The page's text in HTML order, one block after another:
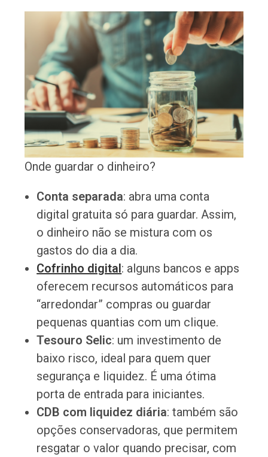
Onde guardar o dinheiro?
Conta separada: abra uma conta
digital gratuita só para guardar. Assim,
o dinheiro não se mistura com os
gastos do dia a dia.
Cofrinho digital: alguns bancos e apps
oferecem recursos automáticos para
“arredondar” compras ou guardar
pequenas quantias com um clique.
Tesouro Selic: um investimento de
baixo risco, ideal para quem quer
segurança e liquidez. É uma ótima
porta de entrada para iniciantes.
CDB com liquidez diária: também são
opções conservadoras, que permitem
resgatar o valor quando precisar, com